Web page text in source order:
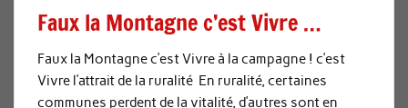
Faux la Montagne c’est Vivre …
Faux la Montagne c’est Vivre à la campagne ! c’est
Vivre l’attrait de la ruralité En ruralité, certaines
communes perdent de la vitalité, d’autres sont en